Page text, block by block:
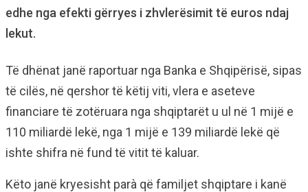
edhe nga efekti gërryes i zhvlerësimit të euros ndaj
lekut.
Të dhënat janë raportuar nga Banka e Shqipërisë, sipas
të cilës, në qershor të këtij viti, vlera e aseteve
financiare të zotëruara nga shqiptarët u ul në 1 mijë e
110 miliardë lekë, nga 1 mijë e 139 miliardë lekë që
ishte shifra në fund të vitit të kaluar.
Këto janë kryesisht parà që familjet shqiptare i kanë